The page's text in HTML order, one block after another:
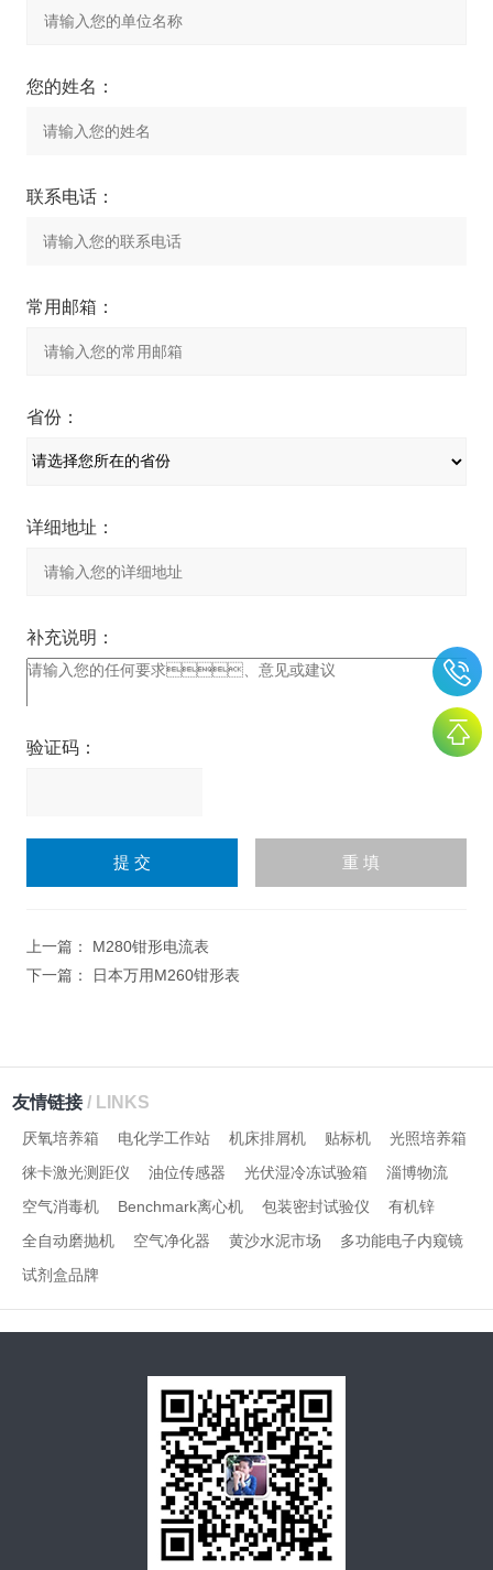
您的姓名：
联系电话：
常用邮箱：
省份：
详细地址：
补充说明：
验证码：
上一篇： M280钳形电流表
下一篇：
日本万用M260钳形表
友情链接/ LINKS
厌氧培养箱 电化学工作站 机床排屑机 贴标机
光照培养箱
徕卡激光测距仪
油位传感器 光伏湿冷冻试验箱
淄博物流
空气消毒机
Benchmark离心机 包装密封试验仪
有机锌
全自动磨抛机
空气净化器 黄沙水泥市场
多功能电子内窥镜
试剂盒品牌